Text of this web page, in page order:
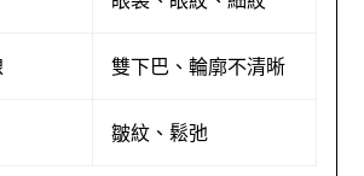
雙下巴、輪廓不清晰
皺紋、鬆弛